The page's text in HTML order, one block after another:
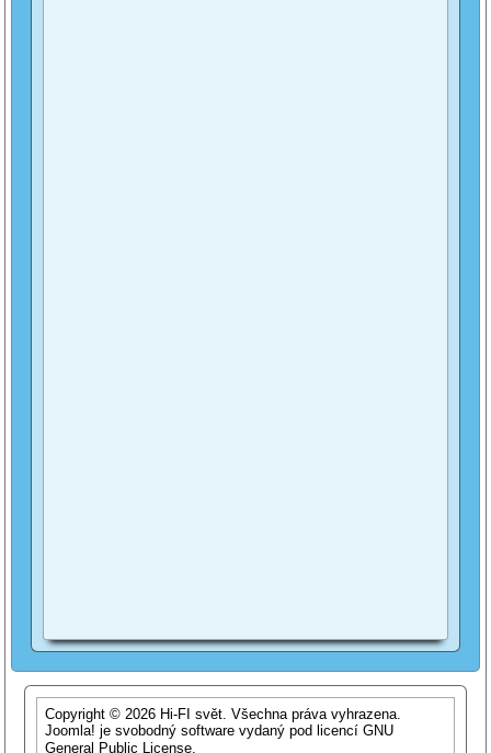
Copyright © 2026 Hi-FI svět. Všechna práva vyhrazena.
Joomla! je svobodný software vydaný pod licencíGNU
General Public License.